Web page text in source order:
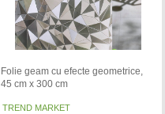
Folie geam cu efecte geometrice,
45 cm x 300 cm
TREND MARKET